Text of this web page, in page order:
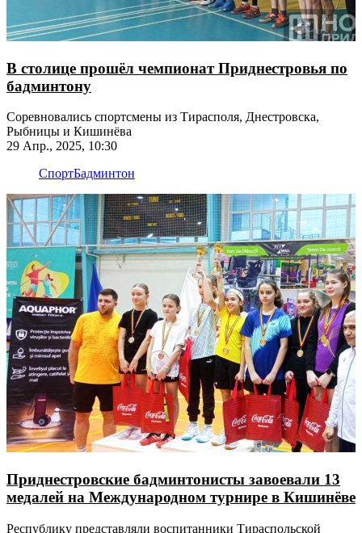
В столице прошёл чемпионат Приднестровья по
бадминтону
Соревновались спортсмены из Тирасполя, Днестровска,
Рыбницы и Кишинёва
29 Апр., 2025, 10:30
СпортБадминтон
Приднестровские бадминтонисты завоевали 13
медалей на Международном турнире в Кишинёве
Республику представляли воспитанники Тираспольской